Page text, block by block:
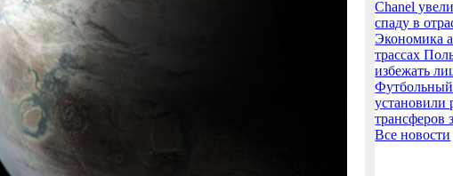
Chanel
спаду в
Экономика
трассах
избежать
Футбольный
установили
трансферов
Все новости